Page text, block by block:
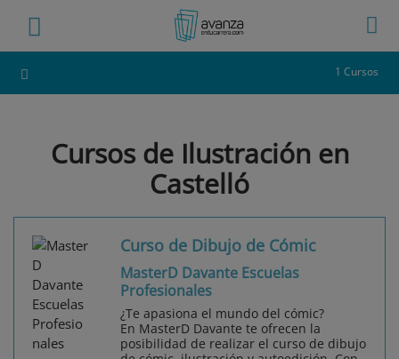
1 Cursos
Cursos de Ilustración en
Castelló
Curso de Dibujo de Cómic
MasterD Davante Escuelas
Profesionales
¿Te apasiona el mundo del cómic?
En MasterD Davante te ofrecen la
posibilidad de realizar el curso de dibujo